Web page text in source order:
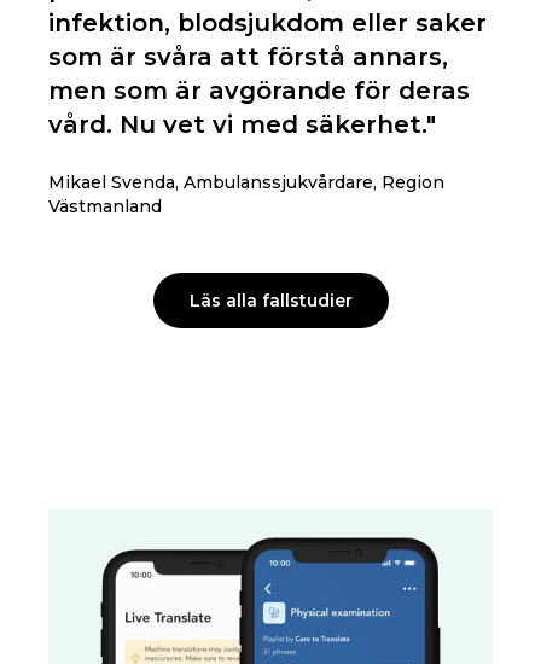
infektion, blodsjukdom eller saker
som är svåra att förstå annars,
men som är avgörande för deras
vård. Nu vet vi med säkerhet."
Mikael Svenda, Ambulanssjukvårdare, Region
Västmanland
Läs alla fallstudier